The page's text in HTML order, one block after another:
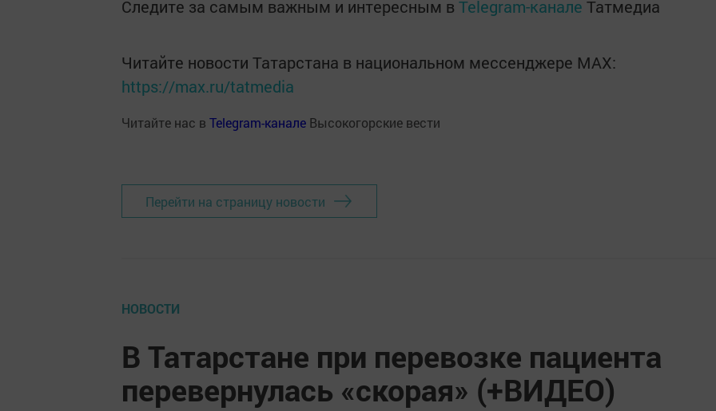
Следите за самым важным и интересным в Telegram-канале Татмедиа
Читайте новости Татарстана в национальном мессенджере MАХ:
https://max.ru/tatmedia
Читайте нас в Telegram-канале Высокогорские вести
Перейти на страницу новости
НОВОСТИ
В Татарстане при перевозке пациента
перевернулась «скорая» (+ВИДЕО)